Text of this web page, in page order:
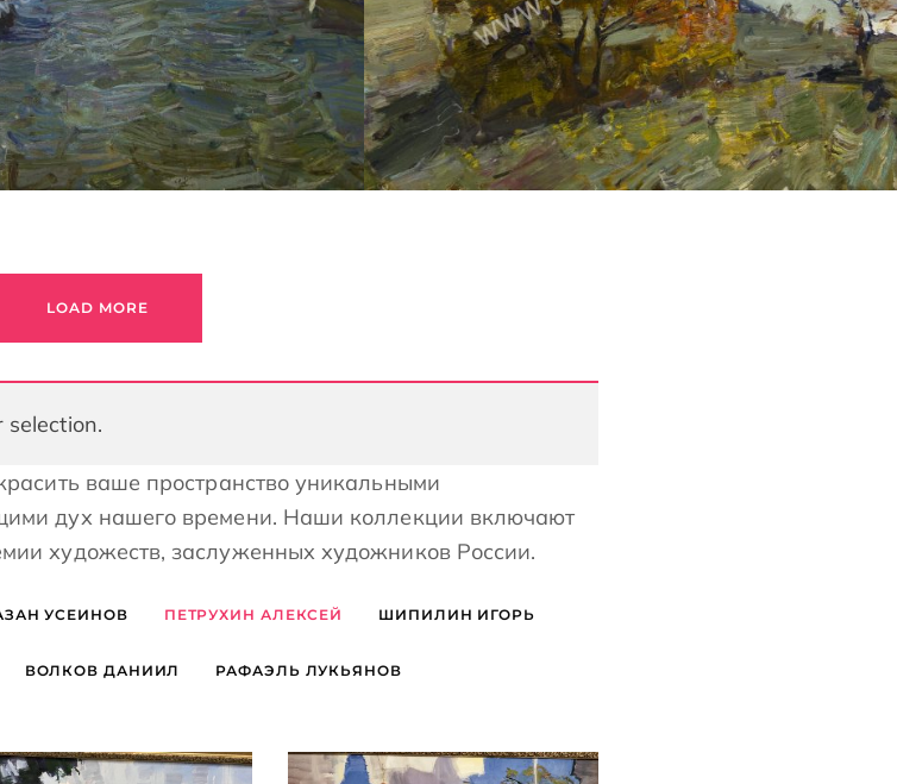
LOAD MORE
ваше пространство уникальными
дух нашего времени. Наши коллекции включают
художеств, заслуженных художников России.
УСЕИНОВ ПЕТРУХИН АЛЕКСЕЙ ШИПИЛИН ИГОРЬ
ВОЛКОВ ДАНИИЛ РАФАЭЛЬ ЛУКЬЯНОВ